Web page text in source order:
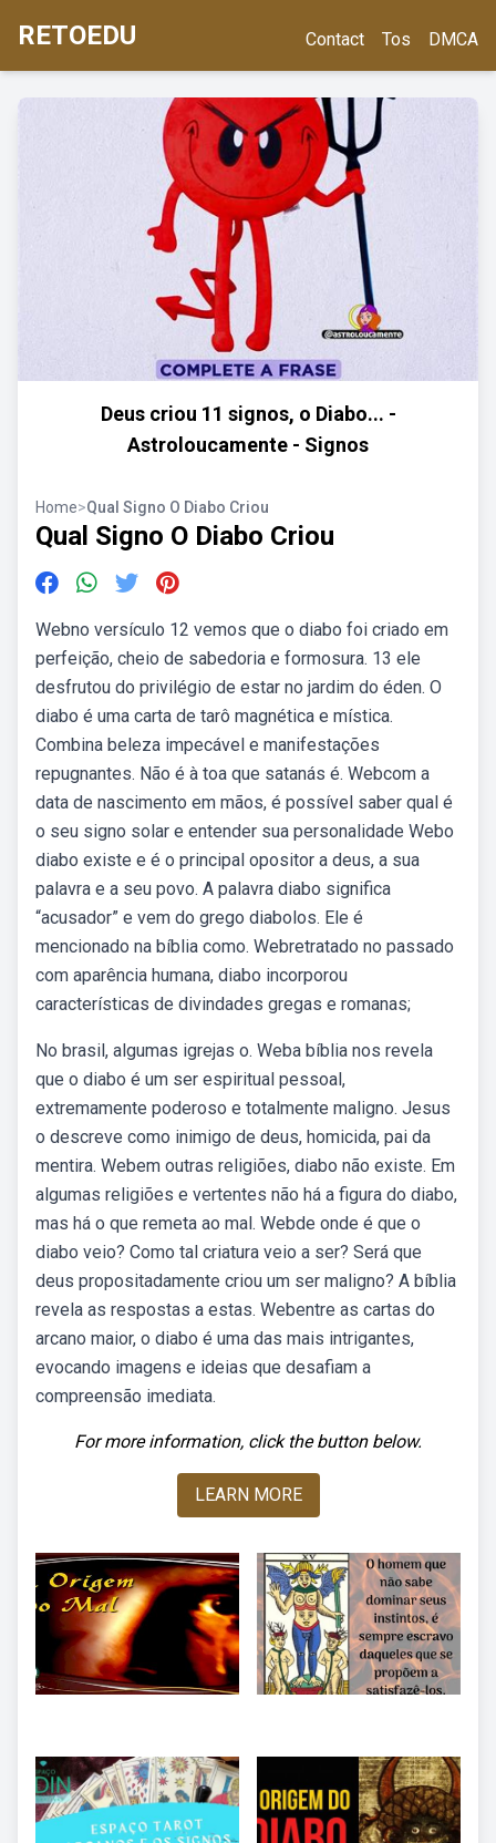
RETOEDU Contact Tos DMCA
Deus criou 11 signos, o Diabo... -
Astroloucamente - Signos
Home>Qual Signo O Diabo Criou
Qual Signo O Diabo Criou
Webno versículo 12 vemos que o diabo foi criado em
perfeição, cheio de sabedoria e formosura. 13 ele
desfrutou do privilégio de estar no jardim do éden. O
diabo é uma carta de tarô magnética e mística.
Combina beleza impecável e manifestações
repugnantes. Não é à toa que satanás é. Webcom a
data de nascimento em mãos, é possível saber qual é
o seu signo solar e entender sua personalidade Webo
diabo existe e é o principal opositor a deus, a sua
palavra e a seu povo. A palavra diabo significa
“acusador” e vem do grego diabolos. Ele é
mencionado na bíblia como. Webretratado no passado
com aparência humana, diabo incorporou
características de divindades gregas e romanas;
No brasil, algumas igrejas o. Weba bíblia nos revela
que o diabo é um ser espiritual pessoal,
extremamente poderoso e totalmente maligno. Jesus
o descreve como inimigo de deus, homicida, pai da
mentira. Webem outras religiões, diabo não existe. Em
algumas religiões e vertentes não há a figura do diabo,
mas há o que remeta ao mal. Webde onde é que o
diabo veio? Como tal criatura veio a ser? Será que
deus propositadamente criou um ser maligno? A bíblia
revela as respostas a estas. Webentre as cartas do
arcano maior, o diabo é uma das mais intrigantes,
evocando imagens e ideias que desafiam a
compreensão imediata.
For more information, click the button below.
LEARN MORE